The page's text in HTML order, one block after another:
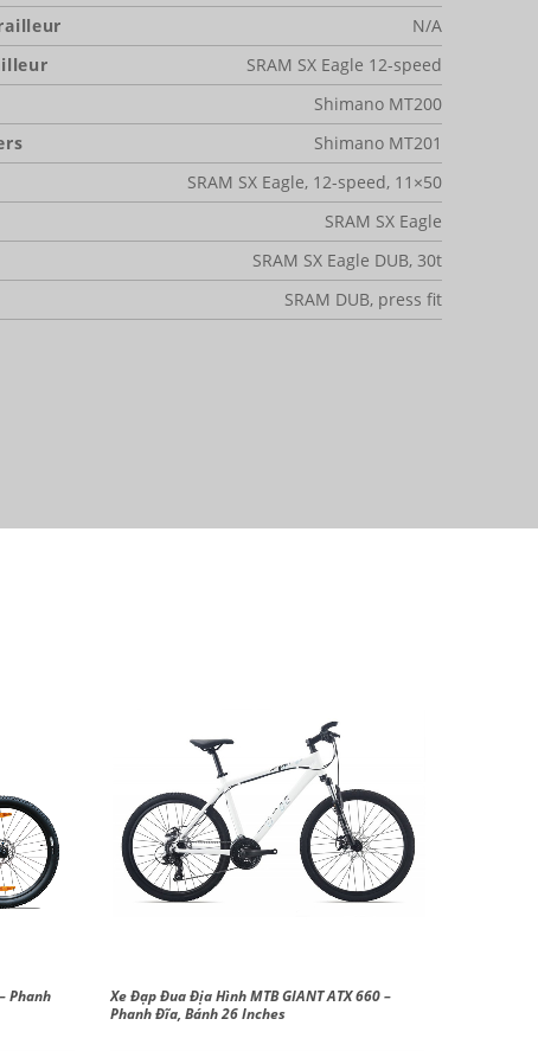
N/A
SRAM SX Eagle 12-speed
Shimano MT200
Shimano MT201
SRAM SX Eagle, 12-speed, 11×50
SRAM SX Eagle
SRAM SX Eagle DUB, 30t
SRAM DUB, press fit
Phanh
Xe Đạp Đua Địa Hình MTB GIANT ATX 660 –
Phanh Đĩa, Bánh 26 Inches